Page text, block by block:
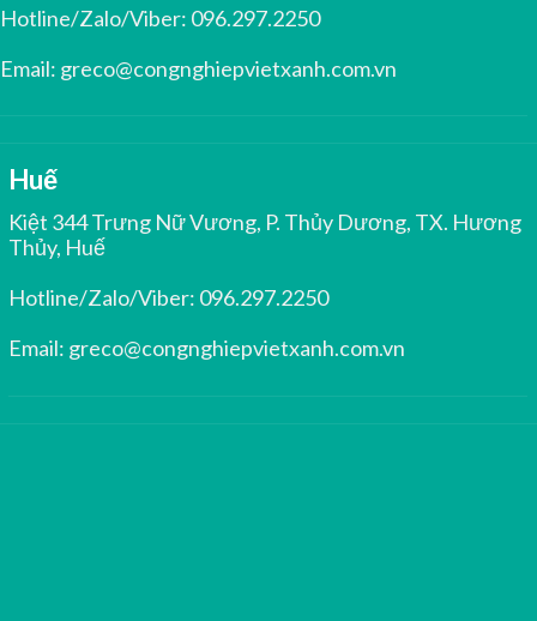
Hotline/Zalo/Viber: 096.297.2250
Email: greco@congnghiepvietxanh.com.vn
Huế
Kiệt 344 Trưng Nữ Vương, P. Thủy Dương, TX. Hương
Thủy, Huế
Hotline/Zalo/Viber: 096.297.2250
Email: greco@congnghiepvietxanh.com.vn